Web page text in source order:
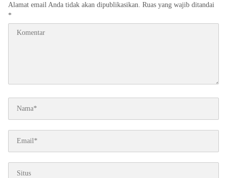
Alamat email Anda tidak akan dipublikasikan. Ruas yang wajib ditandai
*